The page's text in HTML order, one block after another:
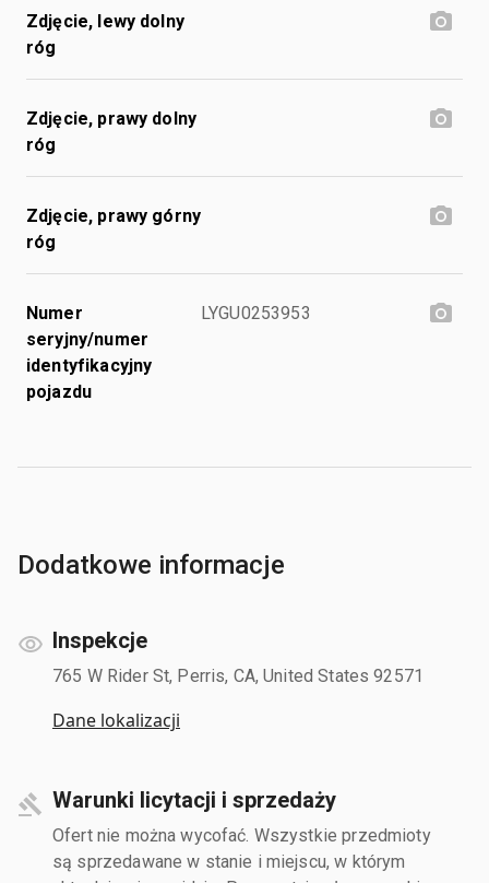
Zdjęcie, lewy dolny
róg
Zdjęcie, prawy dolny
róg
Zdjęcie, prawy górny
róg
Numer
seryjny/numer
identyfikacyjny
pojazdu
LYGU0253953
Dodatkowe informacje
Inspekcje
765 W Rider St, Perris, CA, United States 92571
Dane lokalizacji
Warunki licytacji i sprzedaży
Ofert nie można wycofać. Wszystkie przedmioty
są sprzedawane w stanie i miejscu, w którym